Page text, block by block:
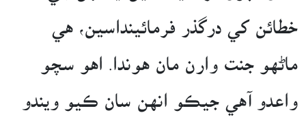
خطائن کي درگذر فرمائينداسين، هي
ماڻهو جنت وارن مان هوندا. اهو سچو
واعدو آهي جيڪو انهن سان ڪيو ويندو